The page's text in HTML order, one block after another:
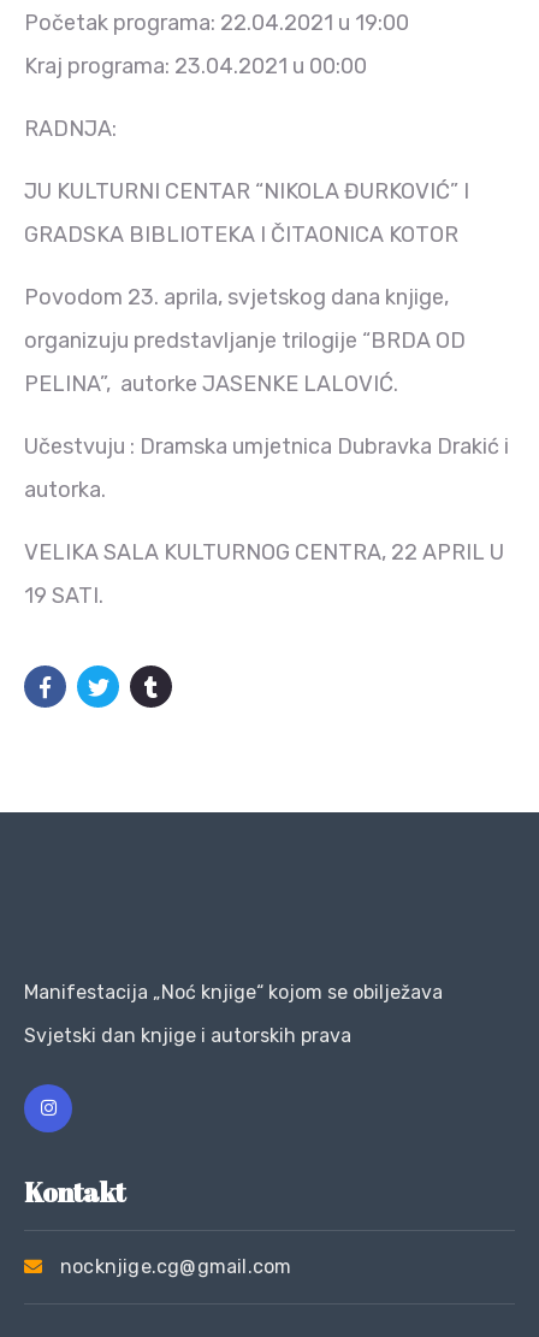
Početak programa: 22.04.2021 u 19:00
Kraj programa: 23.04.2021 u 00:00
RADNJA:
JU KULTURNI CENTAR “NIKOLA ĐURKOVIĆ” I
GRADSKA BIBLIOTEKA I ČITAONICA KOTOR
Povodom 23. aprila, svjetskog dana knjige,
organizuju predstavljanje trilogije “BRDA OD
PELINA”, autorke JASENKE LALOVIĆ.
Učestvuju : Dramska umjetnica Dubravka Drakić i
autorka.
VELIKA SALA KULTURNOG CENTRA, 22 APRIL U
19 SATI.
Manifestacija „Noć knjige“ kojom se obilježava
Svjetski dan knjige i autorskih prava
Kontakt
nocknjige.cg@gmail.com